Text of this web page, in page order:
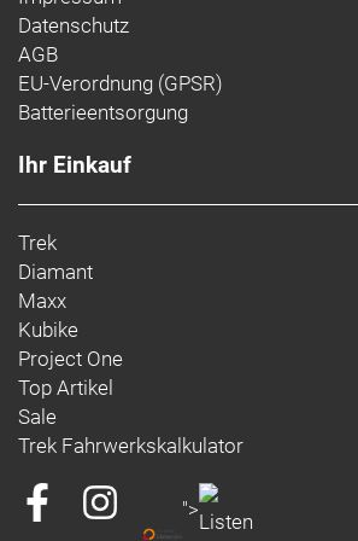
Customize alerts
Tune your notificati
Datenschutz
AGB
EU-Verordnung (GPSR)
Batterieentsorgung
Ihr Einkauf
Trek
Diamant
Maxx
Kubike
Project One
Top Artikel
Sale
Trek Fahrwerkskalkulator
">